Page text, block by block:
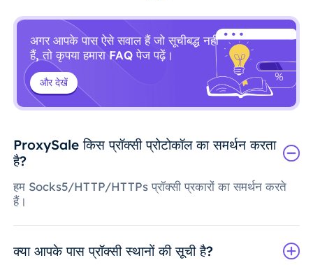
अगर आपके पास ऐसे सवाल हैं जो सूचीबद्ध नहीं
हैं, तो कृपया हमारा FAQ पेज पढ़ें।
और देखें
ProxySale किस प्रॉक्सी प्रोटोकॉल का समर्थन करता
है?
हम Socks5/HTTP/HTTPs प्रॉक्सी प्रकारों का समर्थन करते
हैं।
क्या आपके पास प्रॉक्सी स्थानों की सूची है?